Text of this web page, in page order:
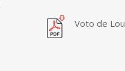
Voto de